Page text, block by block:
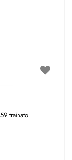
trainato